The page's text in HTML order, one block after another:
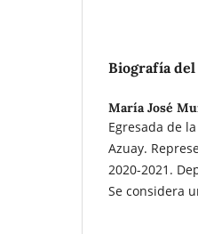
Biografía
María José
Egresada de
Azuay.
2020-2021.
Se considera